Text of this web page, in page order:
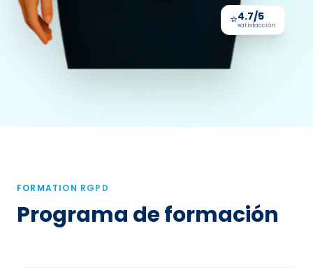
⭐4.7/5
satisfacción
FORMATION RGPD
Programa de formación